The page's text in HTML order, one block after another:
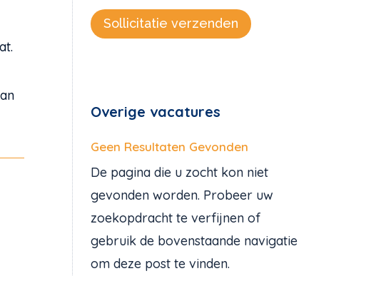
Sollicitatie verzenden
Overige vacatures
Geen Resultaten Gevonden
De pagina die u zocht kon niet
gevonden worden. Probeer uw
zoekopdracht te verfijnen of
gebruik de bovenstaande navigatie
om deze post te vinden.